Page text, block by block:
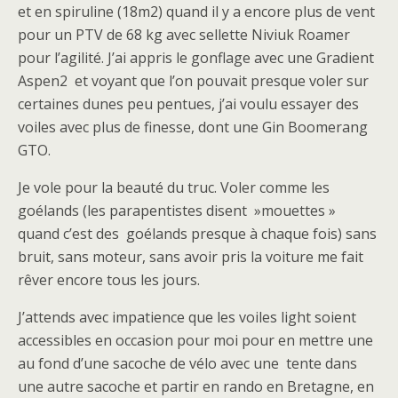
et en spiruline (18m2) quand il y a encore plus de vent
pour un PTV de 68 kg avec sellette Niviuk Roamer
pour l’agilité. J’ai appris le gonflage avec une Gradient
Aspen2 et voyant que l’on pouvait presque voler sur
certaines dunes peu pentues, j’ai voulu essayer des
voiles avec plus de finesse, dont une Gin Boomerang
GTO.
Je vole pour la beauté du truc. Voler comme les
goélands (les parapentistes disent »mouettes »
quand c’est des goélands presque à chaque fois) sans
bruit, sans moteur, sans avoir pris la voiture me fait
rêver encore tous les jours.
J’attends avec impatience que les voiles light soient
accessibles en occasion pour moi pour en mettre une
au fond d’une sacoche de vélo avec une tente dans
une autre sacoche et partir en rando en Bretagne, en